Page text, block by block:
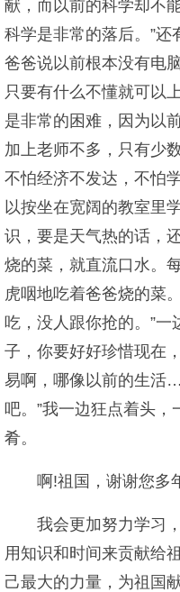
献，而以前的科学却不
科学是非常的落后。”还
爸爸说以前根本没有电
只要有什么不懂就可以
是非常的困难，因为以
加上老师不多，只有少
不怕经济不发达，不怕
以按坐在宽阔的教室里
识，要是天气热的话，
烧的菜，就直流口水。
虎咽地吃着爸爸烧的菜
吃，没人跟你抢的。”一
子，你要好好珍惜现在
易啊，哪像以前的生
吧。”我一边狂点着头
肴。
啊!祖国，谢谢您多
我会更加努力学习
用知识和时间来贡献给
己最大的力量，为祖国